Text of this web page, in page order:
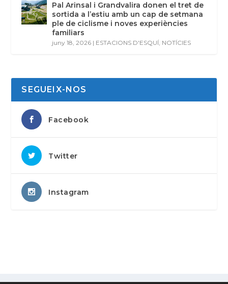
Pal Arinsal i Grandvalira donen el tret de
sortida a l’estiu amb un cap de setmana
ple de ciclisme i noves experiències
familiars
juny 18, 2026 | ESTACIONS D'ESQUÍ, NOTÍCIES
SEGUEIX-NOS
Facebook
Twitter
Instagram